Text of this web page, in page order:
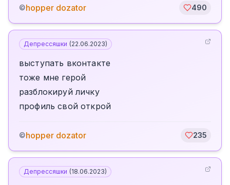
©hopper dozator 490
Депрессяшки (22.06.2023)
выступать вконтакте
тоже мне герой
разблокируй личку
профиль свой открой
©hopper dozator 235
Депрессяшки (18.06.2023)